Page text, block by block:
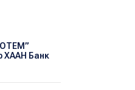
ХААН Банк